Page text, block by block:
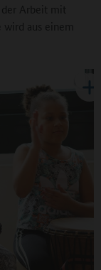
der Arbeit mit
aus einem